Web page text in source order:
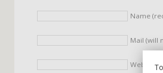
Name
Mail (will
Website